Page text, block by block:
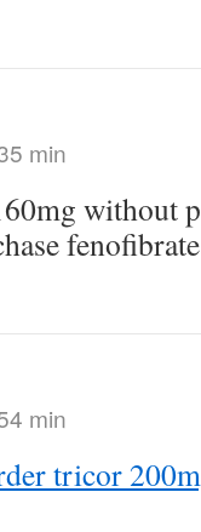
min
without
min
tricor